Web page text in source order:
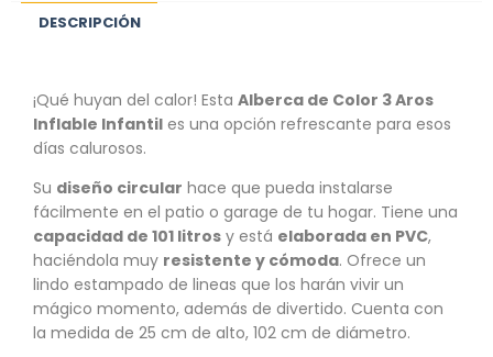
DESCRIPCIÓN
¡Qué huyan del calor! Esta Alberca de Color 3 Aros
Inflable Infantil es una opción refrescante para esos
días calurosos.
Su diseño circular hace que pueda instalarse
fácilmente en el patio o garage de tu hogar. Tiene una
capacidad de 101 litros y está elaborada en PVC,
haciéndola muy resistente y cómoda. Ofrece un
lindo estampado de lineas que los harán vivir un
mágico momento, además de divertido. Cuenta con
la medida de 25 cm de alto, 102 cm de diámetro.